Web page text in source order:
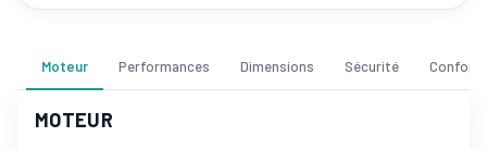
Moteur Performances Dimensions Sécurité Confort
MOTEUR